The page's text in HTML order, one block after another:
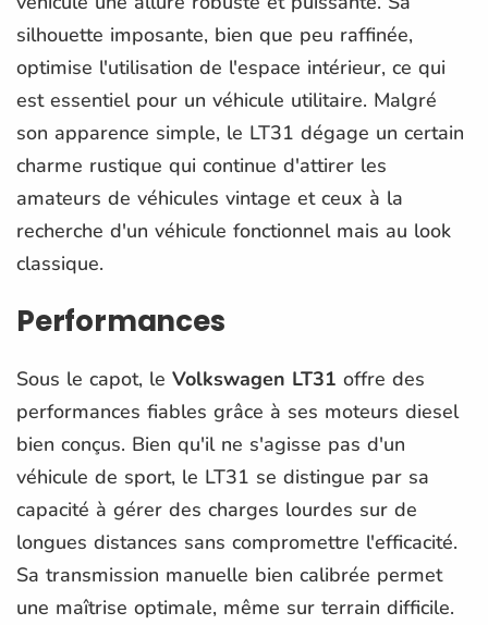
silhouette imposante, bien que peu raffinée,
optimise l'utilisation de l'espace intérieur, ce qui
est essentiel pour un véhicule utilitaire. Malgré
son apparence simple, le LT31 dégage un certain
charme rustique qui continue d'attirer les
amateurs de véhicules vintage et ceux à la
recherche d'un véhicule fonctionnel mais au look
classique.
Performances
Sous le capot, le Volkswagen LT31 offre des
performances fiables grâce à ses moteurs diesel
bien conçus. Bien qu'il ne s'agisse pas d'un
véhicule de sport, le LT31 se distingue par sa
capacité à gérer des charges lourdes sur de
longues distances sans compromettre l'efficacité.
Sa transmission manuelle bien calibrée permet
une maîtrise optimale, même sur terrain difficile.